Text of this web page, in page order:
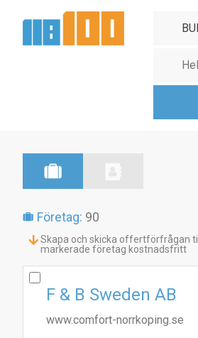
Företag: 90
Skapa och skicka offertförfrågan till
markerade företag kostnadsfritt
F & B Sweden AB
www.comfort-norrkoping.se